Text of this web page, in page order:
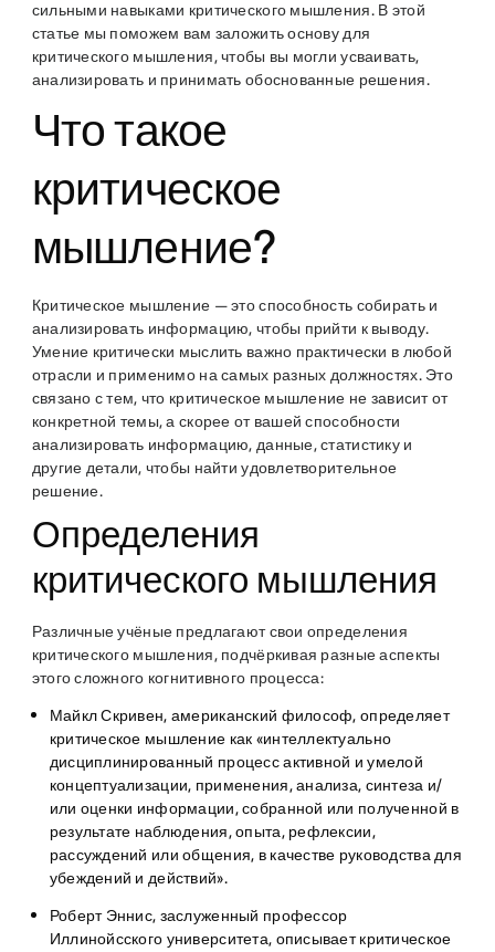
сильными навыками критического мышления. В этой
статье мы поможем вам заложить основу для
критического мышления, чтобы вы могли усваивать,
анализировать и принимать обоснованные решения.
Что такое
критическое
мышление?
Критическое мышление — это способность собирать и
анализировать информацию, чтобы прийти к выводу.
Умение критически мыслить важно практически в любой
отрасли и применимо на самых разных должностях. Это
связано с тем, что критическое мышление не зависит от
конкретной темы, а скорее от вашей способности
анализировать информацию, данные, статистику и
другие детали, чтобы найти удовлетворительное
решение.
Определения
критического мышления
Различные учёные предлагают свои определения
критического мышления, подчёркивая разные аспекты
этого сложного когнитивного процесса:
Майкл Скривен, американский философ, определяет
критическое мышление как «интеллектуально
дисциплинированный процесс активной и умелой
концептуализации, применения, анализа, синтеза и/
или оценки информации, собранной или полученной в
результате наблюдения, опыта, рефлексии,
рассуждений или общения, в качестве руководства для
убеждений и действий».
Роберт Эннис, заслуженный профессор
Иллинойсского университета, описывает критическое